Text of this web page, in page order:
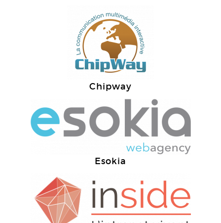
Chipway
Esokia